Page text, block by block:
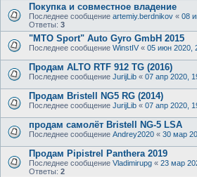
Покупка и совместное владение
Последнее сообщение artemiy.berdnikov « 08
Ответы: 3
"MTO Sport" Auto Gyro GmbH 2015
Последнее сообщение WinstIV « 05 июн 2020,
Продам ALTO RTF 912 TG (2016)
Последнее сообщение JurijLib « 07 апр 2020,
Продам Bristell NG5 RG (2014)
Последнее сообщение JurijLib « 07 апр 2020,
продам самолёт Bristell NG-5 LSA
Последнее сообщение Andrey2020 « 30 мар
Продам Pipistrel Panthera 2019
Последнее сообщение Vladimirupg « 23 мар
Ответы: 2